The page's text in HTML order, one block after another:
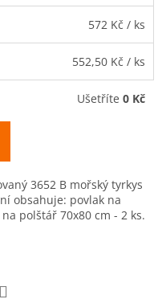
572 Kč / ks
552,50 Kč / ks
Ušetříte 0 Kč
3652 B mořský tyrkys
obsahuje: povlak na
polštář 70x80 cm - 2 ks.